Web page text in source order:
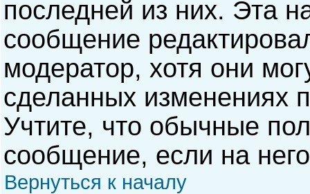
последней из них. Эта
сообщение
модератор, хотя они
сделанных изменениях
Учтите, что обычные
сообщение, если на
Вернуться к началу